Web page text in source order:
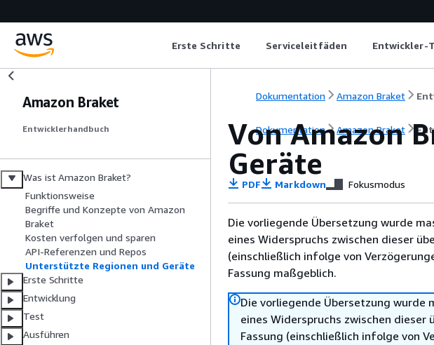
Erste Schritte Serviceleitfäden Entwickler-
Amazon Braket
Entwicklerhandbuch
Was ist Amazon Braket?
Funktionsweise
Begriffe und Konzepte von Amazon
Braket
Kosten verfolgen und sparen
API-Referenzen und Repos
Unterstützte Regionen und Geräte
Erste Schritte
Entwicklung
Test
Ausführen
Dokumentation Amazon Braket
Dokumentation Amazon Braket
Von Amazon
Geräte
PDF Markdown Fokusmodus
Die vorliegende Übersetzung wurde
eines Widerspruchs zwischen dieser
(einschließlich infolge von
Fassung maßgeblich.
Die vorliegende Übersetzung wurde
eines Widerspruchs zwischen dieser
Fassung (einschließlich infolge von